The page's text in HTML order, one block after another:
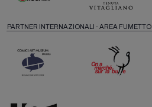
PARTNER INTERNAZIONALI - AREA FUMETTO